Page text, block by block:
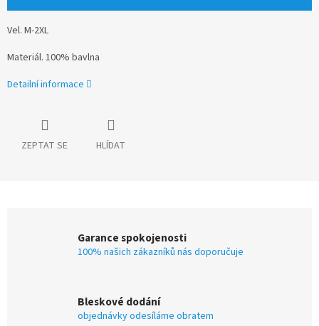
Vel. M-2XL
Materiál. 100% bavlna
Detailní informace
ZEPTAT SE HLÍDAT
Garance spokojenosti
100% našich zákazníků nás doporučuje
Bleskové dodání
objednávky odesíláme obratem